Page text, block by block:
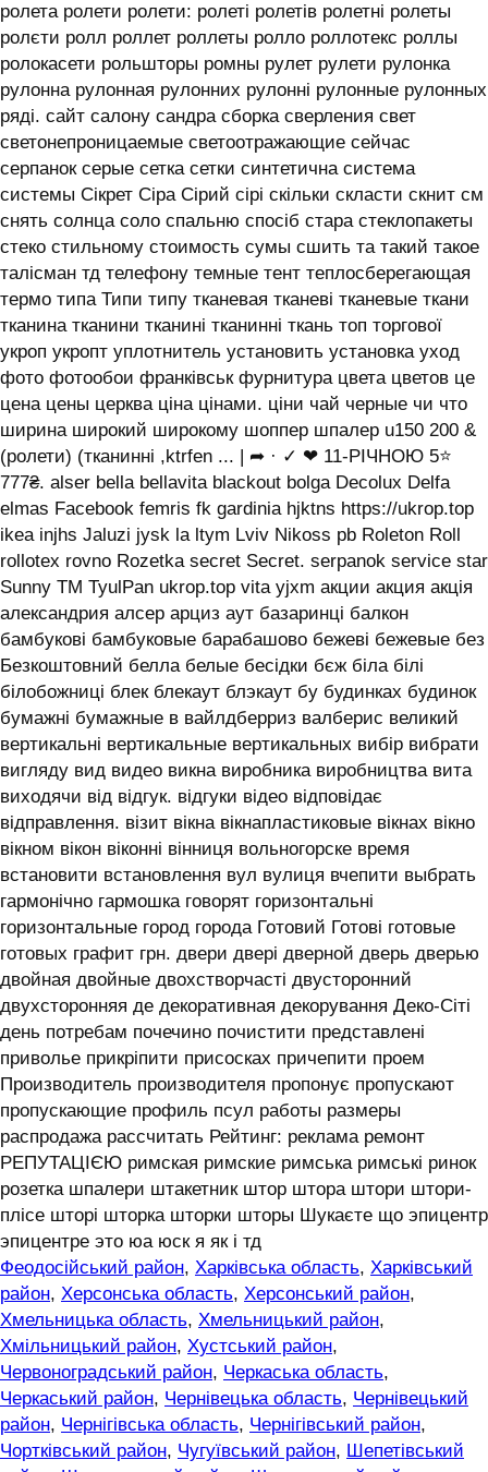
ролета ролети ролети: ролеті ролетів ролетні ролеты
ролєти ролл роллет роллеты ролло роллотекс роллы
ролокасети рольшторы ромны рулет рулети рулонка
рулонна рулонная рулонних рулонні рулонные рулонных
ряді. сайт салону сандра сборка сверления свет
светонепроницаемые светоотражающие сейчас
серпанок серые сетка сетки синтетична система
системы ‎Сікрет Сіра Сірий сірі скільки скласти скнит см
снять солнца соло спальню спосіб стара стеклопакеты
стеко стильному стоимость сумы сшить та такий такое
талісман тд телефону темные тент теплосберегающая
термо типа Типи типу тканевая тканеві тканевые ткани
тканина тканини тканині тканинні ткань топ торгової
укроп укропт уплотнитель установить установка уход
фото фотообои франківськ фурнитура цвета цветов це
цена цены церква ціна цінами. ціни чай черные чи что
ширина широкий широкому шоппер шпалер u150 200 &
(ролети) (тканинні ,ktrfen ... | ➦ · ✓ ❤ 11-РІЧНОЮ 5⭐
777₴. alser bella bellavita blackout bolga Decolux Delfa
elmas Facebook femris fk gardinia hjktns https://ukrop.top
ikea injhs Jaluzi jysk la ltym Lviv Nikoss pb Roleton Roll
rollotex rovno Rozetka secret Secret. serpanok service star
Sunny TM TyulPan ukrop.top vita yjxm акции акция акція
александрия алсер арциз аут базаринці балкон
бамбукові бамбуковые барабашово бежеві бежевые без
Безкоштовний белла белые бесідки бєж біла білі
білобожниці блек блекаут блэкаут бу будинках будинок
бумажні бумажные в вайлдберриз валберис великий
вертикальні вертикальные вертикальных вибір вибрати
вигляду вид видео викна виробника виробництва вита
виходячи від відгук. відгуки відео відповідає
відправлення. візит вікна вікнапластиковые вікнах вікно
вікном вікон віконні вінниця вольногорске время
встановити встановлення вул вулиця вчепити выбрать
гармонічно гармошка говорят горизонтальні
горизонтальные город города Готовий Готові готовые
готовых графит грн. двери двері дверной дверь дверью
двойная двойные двохстворчасті двусторонний
двухсторонняя де декоративная декорування Деко-Сіті
день потребам почечино почистити представлені
приволье прикріпити присосках причепити проем
Производитель производителя пропонує пропускают
пропускающие профиль псул работы размеры
распродажа рассчитать Рейтинг: реклама ремонт
РЕПУТАЦІЄЮ римская римские римська римські ринок
розетка шпалери штакетник штор штора штори штори-
плісе шторі шторка шторки шторы Шукаєте що эпицентр
эпицентре это юа юск я як і тд
Феодосійський район, Харківська область, Харківський
район, Херсонська область, Херсонський район,
Хмельницька область, Хмельницький район,
Хмільницький район, Хустський район,
Червоноградський район, Черкаська область,
Черкаський район, Чернівецька область, Чернівецький
район, Чернігівська область, Чернігівський район,
Чортківський район, Чугуївський район, Шепетівський